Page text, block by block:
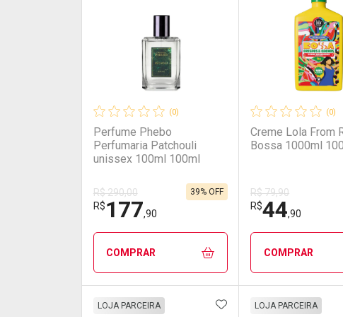
(0)
Perfume Phebo
Perfumaria Patchouli
unissex 100ml 100ml
R$ 290,00
R$177,90
39% OFF
COMPRAR
FECHAR
FECHAR
(0)
Creme Lola From
Bossa 1000ml
R$ 79,90
R$44,90
COMPRAR
LOJA PARCEIRA ADICIONAR AOS
LOJA PARCEIRA